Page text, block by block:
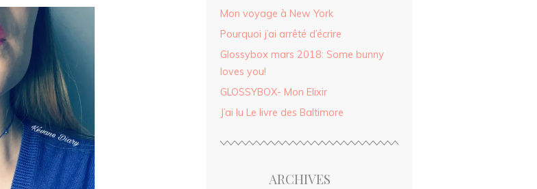
Mon voyage à New York
Pourquoi j’ai arrêté d’écrire
Glossybox mars 2018: Some bunny
loves you!
GLOSSYBOX- Mon Elixir
J’ai lu Le livre des Baltimore
ARCHIVES